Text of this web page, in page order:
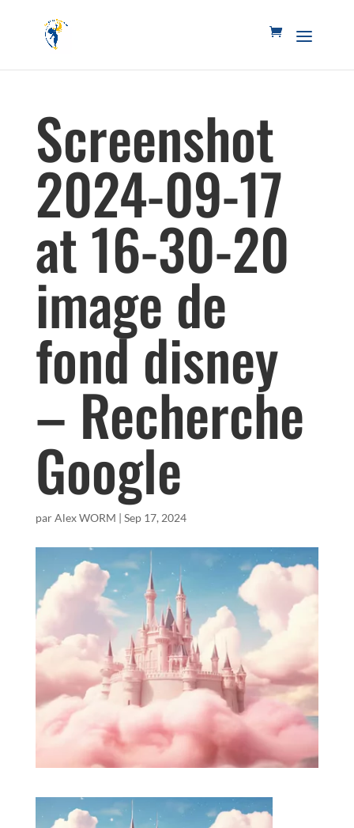
Screenshot
2024-09-17
at 16-30-20
image de
fond disney
– Recherche
Google
parAlex WORM | Sep 17, 2024